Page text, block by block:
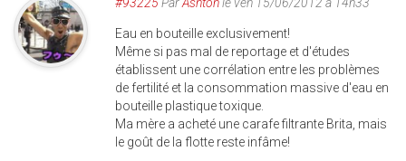
Eau en bouteille exclusivement!
Même si pas mal de reportage et d'études
établissent une corrélation entre les problèmes
de fertilité et la consommation massive d'eau en
bouteille plastique toxique.
Ma mère a acheté une carafe filtrante Brita, mais
le goût de la flotte reste infâme!